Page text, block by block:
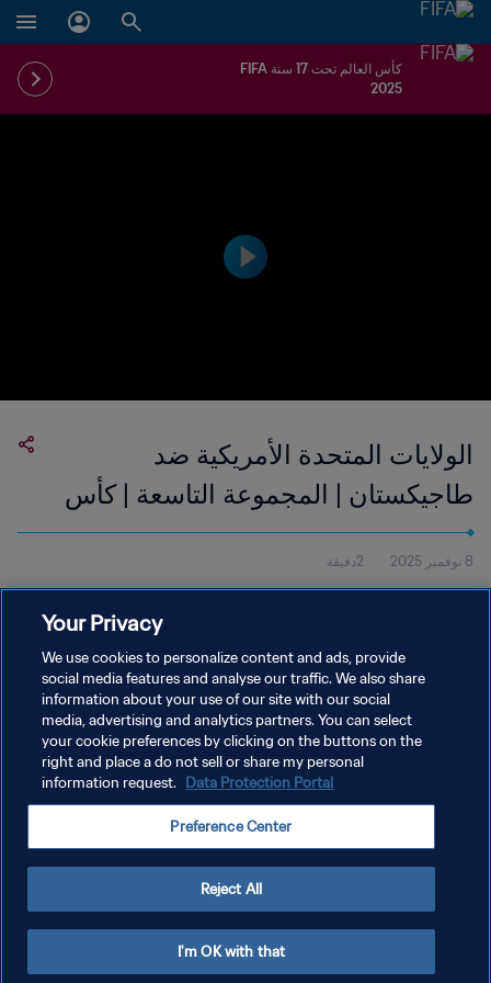
كأس العالم تحت 17 سنة FIFA
2025
الولايات المتحدة الأمريكية ضد
طاجيكستان | المجموعة التاسعة | كأس
العالم تحت 17 سنة FIFA قطر 2025™ |
أبرز اللقطات
8 نوفمبر 2025 2دقيقة
أُقيمت في أسباير زون، الدوحة، يوم السبت 8 نوفمبر، في الساعة 17:45
(بالتوقيت المحلي).
إدارة تفضيلات ملفات تعريف الارتباط
Your Privacy
We use cookies to personalize content and ads, provide
social media features and analyse our traffic. We also share
information about your use of our site with our social
media, advertising and analytics partners. You can select
your cookie preferences by clicking on the buttons on the
right and place a do not sell or share my personal
information request. Data Protection Portal
Preference Center
Reject All
I'm OK with that